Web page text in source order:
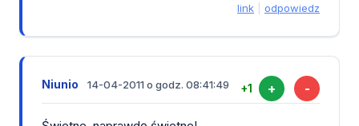
link odpowiedz
Niunio 14-04-2011 o godz. 08:41:49 +1 + -